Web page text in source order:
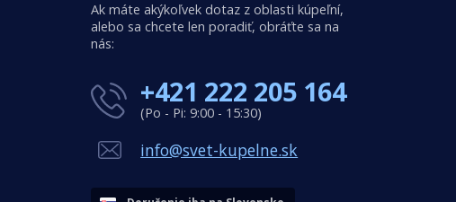
Ak máte akýkoľvek dotaz z oblasti kúpeľní,
alebo sa chcete len poradiť, obráťte sa na
nás:
+421 222 205 164
(Po - Pi: 9:00 - 15:30)
info@svet-kupelne.sk